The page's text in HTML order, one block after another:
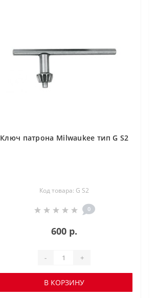
Ключ патрона Milwaukee тип G S2
Код товара: G S2
0
600 р.
- +
В КОРЗИНУ